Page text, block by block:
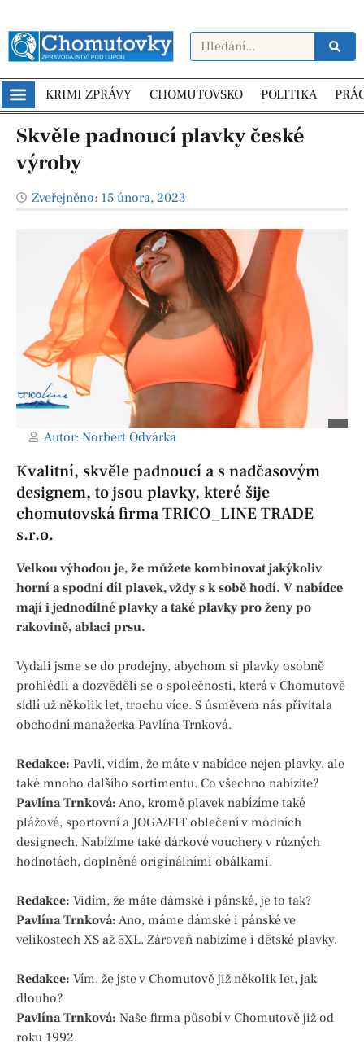
KRIMI ZPRÁVY CHOMUTOVSKO POLITIKA
Skvěle padnoucí plavky české
výroby
Zveřejněno: 15 února, 2023
Autor: Norbert Odvárka
Kvalitní, skvěle padnoucí a s nadčasovým
designem, to jsou plavky, které šije
chomutovská firma TRICO_LINE TRADE
s.r.o.
Velkou výhodou je, že můžete kombinovat jakýkoliv
horní a spodní díl plavek, vždy s k sobě hodí. V nabídce
mají i jednodílné plavky a také plavky pro ženy po
rakovině, ablaci prsu.
Vydali jsme se do prodejny, abychom si plavky osobně
prohlédli a dozvěděli se o společnosti, která v Chomutově
sídlí už několik let, trochu více. S úsměvem nás přivítala
obchodní manažerka Pavlína Trnková.
Redakce: Pavli, vidím, že máte v nabídce nejen plavky, ale
také mnoho dalšího sortimentu. Co všechno nabízíte?
PavlínaTrnková: Ano, kromě plavek nabízíme také
plážové, sportovní a JOGA/FIT oblečení v módních
designech. Nabízíme také dárkové vouchery v různých
hodnotách, doplněné originálními obálkami.
Redakce: Vidím, že máte dámské i pánské, je to tak?
PavlínaTrnková: Ano, máme dámské i pánské ve
velikostech XS až 5XL. Zároveň nabízíme i dětské plavky.
Redakce: Vím, že jste v Chomutově již několik let, jak
dlouho?
PavlínaTrnková: Naše firma působí v Chomutově již od
roku 1992.